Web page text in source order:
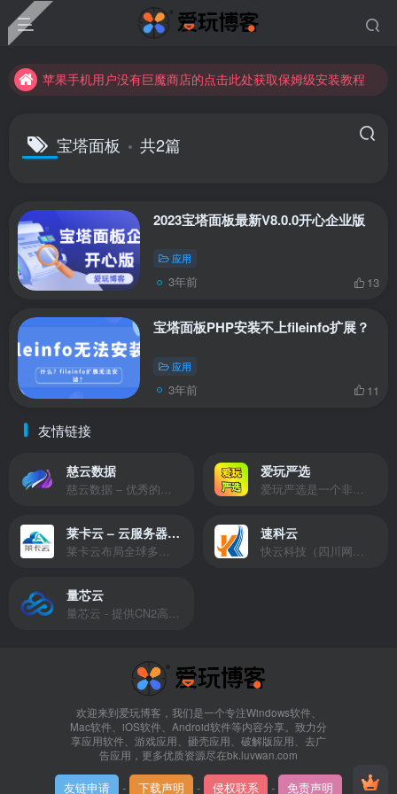
苹果手机用户没有巨魔商店的点击此处获取保姆级安装教程
苹果手机用户没有巨魔商店的点击此处获取保姆级安装教程
宝塔面板 共2篇
2023宝塔面板最新V8.0.0开心企业版
应用
3年前 13
宝塔面板PHP安装不上fileinfo扩展？
应用
3年前 11
友情链接
慈云数据 爱玩严选
莱卡云 – 云服务器提供商 速科云
量芯云
欢迎来到爱玩博客，我们是一个专注Windows软件、
Mac软件、iOS软件、Android软件等内容分享。致力分
享应用软件、游戏应用、砸壳应用、破解版应用、去广
告应用，更多优质资源尽在bk.luvwan.com
友链申请 - 下载声明 - 侵权联系 - 免责声明